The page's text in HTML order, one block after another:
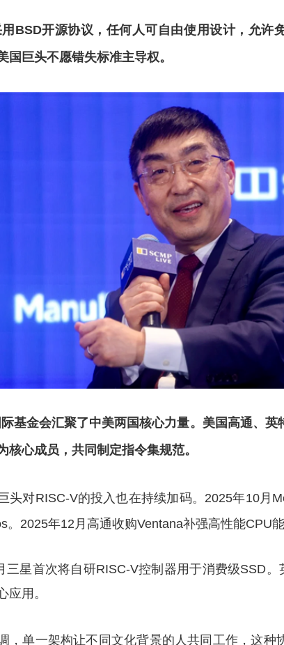
用BSD开源协议，任何人可自由使用设计，允许
国巨头不愿错失标准主导权。
基金会汇聚了中美两国核心力量。美国高通、英
核心成员，共同制定指令集规范。
头对RISC-V的投入也在持续加码。2025年10月M
。2025年12月高通收购Ventana补强高性能CPU能
三星首次将自研RISC-V控制器用于消费级SSD。
应用。
，单一架构让不同文化背景的人共同工作，这种